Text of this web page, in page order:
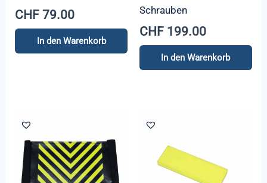
CHF 79.00
In den Warenkorb
Schrauben
CHF 199.00
In den Warenkorb